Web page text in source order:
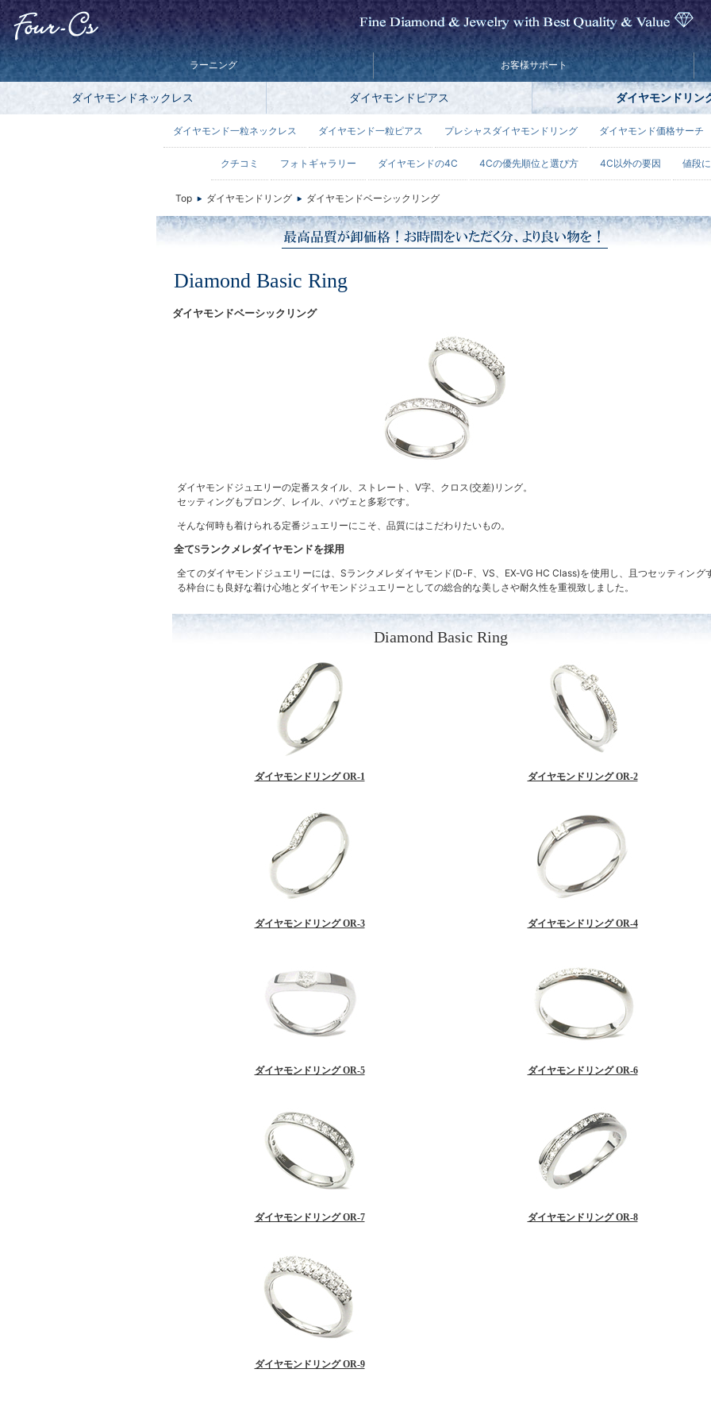
ラーニング お客様サポート
ダイヤモンドネックレス ダイヤモンドピアス ダイヤモンドリン
Diamond Basic Ring
ダイヤモンドベーシックリング
ダイヤモンドジュエリーの定番スタイル、ストレート、V字、クロス(交差)リング。
セッティングもプロング、レイル、パヴェと多彩です。
そんな何時も着けられる定番ジュエリーにこそ、品質にはこだわりたいもの。
全てSランクメレダイヤモンドを採用
全てのダイヤモンドジュエリーには、Sランクメレダイヤモンド(D-F、VS、EX-VG HC Class)を使用し、且つセッティング
る枠台にも良好な着け心地とダイヤモンドジュエリーとしての総合的な美しさや耐久性を重視致しました。
Diamond Basic Ring
ダイヤモンドリング OR-1 ダイヤモンドリング OR-2
ダイヤモンドリング OR-3 ダイヤモンドリング OR-4
ダイヤモンドリング OR-5 ダイヤモンドリング OR-6
ダイヤモンドリング OR-7 ダイヤモンドリング OR-8
ダイヤモンドリング OR-9
Top ダイヤモンドリング ダイヤモンドベーシックリング
ダイヤモンド一粒ネックレス ダイヤモンド一粒ピアス プレシャスダイヤモンドリング ダイヤモンド価格サーチ
クチコミ フォトギャラリー ダイヤモンドの4C 4Cの優先順位と選び方 4C以外の要因 値段